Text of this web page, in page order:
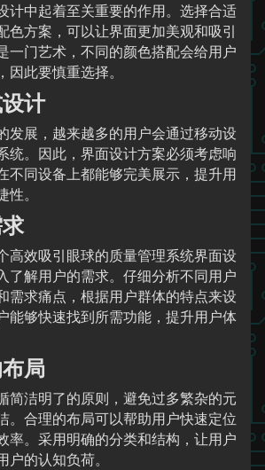
计中起着至关重要的作用。选择合适
色方案，可以让界面更加美观和吸引
一门艺术，不同的颜色搭配会给用户
此要慎重选择。
计
发展，越来越多的用户会通过移动设
统。因此，界面设计方案必须考虑响
不同设备上都能够完美展示，提升用
。
高效吸引眼球的质量管理系统界面设
了解用户的需求。仔细分析不同用户
需求痛点，根据用户群体的特点来设
能够快速找到所需功能，提升用户体
局
简洁明了的原则，避免过多繁杂的元
。合理的布局可以帮助用户快速定位
率。采用明确的分类和结构，让用户
的认知负荷。